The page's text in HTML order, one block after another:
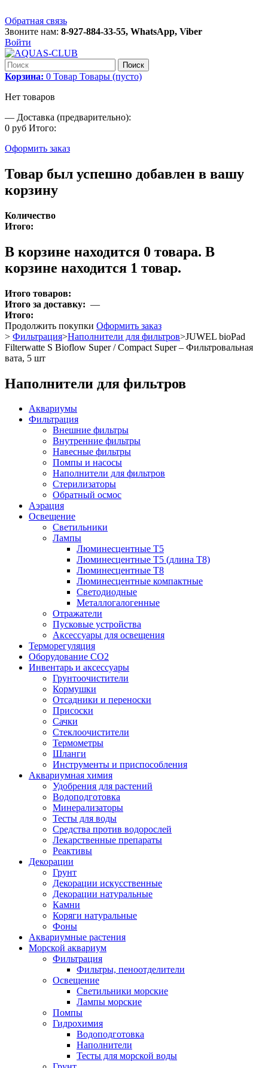
Обратная связь
Звоните нам: 8-927-884-33-55, WhatsApp, Viber
Войти
Поиск
Корзина: 0 Товар Товары (пусто)
Нет товаров
— Доставка (предварительно):
0 руб Итого:
Оформить заказ
Товар был успешно добавлен в вашу
корзину
Количество
Итого:
В корзине находится 0 товара. В
корзине находится 1 товар.
Итого товаров:
Итого за доставку: —
Итого:
Продолжить покупки Оформить заказ
> Фильтрация>Наполнители для фильтров>JUWEL bioPad
Filterwatte S Bioflow Super / Compact Super – Фильтровальная
вата, 5 шт
Наполнители для фильтров
Аквариумы
Фильтрация
Внешние фильтры
Внутренние фильтры
Навесные фильтры
Помпы и насосы
Наполнители для фильтров
Стерилизаторы
Обратный осмос
Аэрация
Освещение
Светильники
Лампы
Люминесцентные T5
Люминесцентные T5 (длина T8)
Люминесцентные T8
Люминесцентные компактные
Светодиодные
Металлогалогенные
Отражатели
Пусковые устройства
Аксессуары для освещения
Терморегуляция
Оборудование CO2
Инвентарь и аксессуары
Грунтоочистители
Кормушки
Отсадники и переноски
Присоски
Сачки
Стеклоочистители
Термометры
Шланги
Инструменты и приспособления
Аквариумная химия
Удобрения для растений
Водоподготовка
Минерализаторы
Тесты для воды
Средства против водорослей
Лекарственные препараты
Реактивы
Декорации
Грунт
Декорации искусственные
Декорации натуральные
Камни
Коряги натуральные
Фоны
Аквариумные растения
Морской аквариум
Фильтрация
Фильтры, пеноотделители
Освещение
Светильники морские
Лампы морские
Помпы
Гидрохимия
Водоподготовка
Наполнители
Тесты для морской воды